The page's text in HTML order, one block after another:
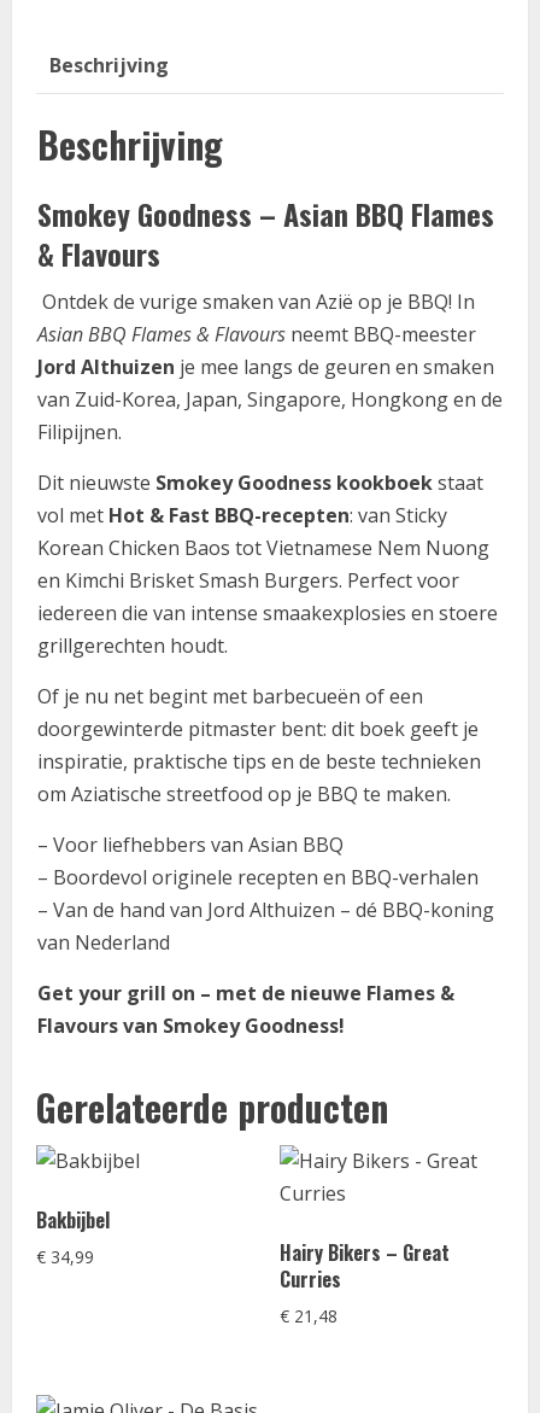
Beschrijving
Beschrijving
Smokey Goodness – Asian BBQ Flames
& Flavours
Ontdek de vurige smaken van Azië op je BBQ! In
Asian BBQ Flames & Flavours neemt BBQ-meester
Jord Althuizen je mee langs de geuren en smaken
van Zuid-Korea, Japan, Singapore, Hongkong en de
Filipijnen.
Dit nieuwste Smokey Goodness kookboekstaat
vol met Hot & Fast BBQ-recepten: van Sticky
Korean Chicken Baos tot Vietnamese Nem Nuong
en Kimchi Brisket Smash Burgers. Perfect voor
iedereen die van intense smaakexplosies en stoere
grillgerechten houdt.
Of je nu net begint met barbecueën of een
doorgewinterde pitmaster bent: dit boek geeft je
inspiratie, praktische tips en de beste technieken
om Aziatische streetfood op je BBQ te maken.
– Voor liefhebbers van Asian BBQ
– Boordevol originele recepten en BBQ-verhalen
– Van de hand van Jord Althuizen – dé BBQ-koning
van Nederland
Get your grill on – met de nieuwe Flames &
Flavours van Smokey Goodness!
Gerelateerde producten
Bakbijbel
€ 34,99
Hairy Bikers – Great
Curries
€21,48